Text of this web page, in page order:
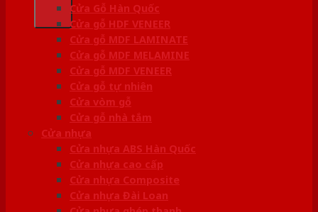
Cửa Gỗ Hàn Quốc
Cửa gỗ HDF VENEER
Cửa gỗ MDF LAMINATE
Cửa gỗ MDF MELAMINE
Cửa gỗ MDF VENEER
Cửa gỗ tự nhiên
Cửa vòm gỗ
Cửa gỗ nhà tắm
Cửa nhựa
Cửa nhựa ABS Hàn Quốc
Cửa nhựa cao cấp
Cửa nhựa Composite
Cửa nhựa Đài Loan